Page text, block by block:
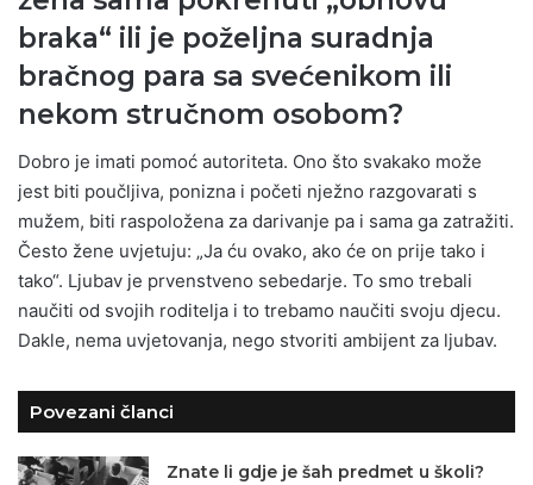
braka“ ili je poželjna suradnja
bračnog para sa svećenikom ili
nekom stručnom osobom?
Dobro je imati pomoć autoriteta. Ono što svakako može
jest biti poučljiva, ponizna i početi nježno razgovarati s
mužem, biti raspoložena za darivanje pa i sama ga zatražiti.
Često žene uvjetuju: „Ja ću ovako, ako će on prije tako i
tako“. Ljubav je prvenstveno sebedarje. To smo trebali
naučiti od svojih roditelja i to trebamo naučiti svoju djecu.
Dakle, nema uvjetovanja, nego stvoriti ambijent za ljubav.
Povezani članci
Znate li gdje je šah predmet u školi?